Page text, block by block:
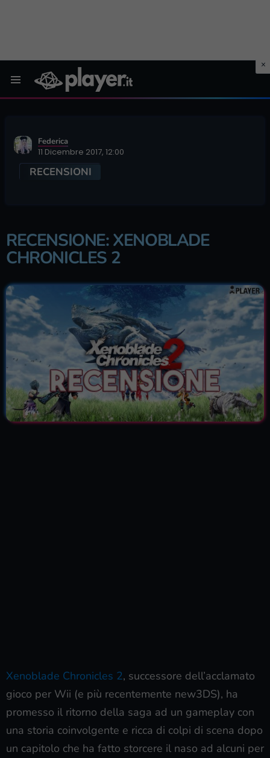
Federica
11 Dicembre 2017, 12:00
RECENSIONI
RECENSIONE: XENOBLADE
CHRONICLES 2
Xenoblade Chronicles 2, successore dell’acclamato
gioco per Wii (e più recentemente new3DS), ha
promesso il ritorno della saga ad un gameplay con
una storia coinvolgente e ricca di colpi di scena dopo
un capitolo che ha fatto storcere il naso ad alcuni per